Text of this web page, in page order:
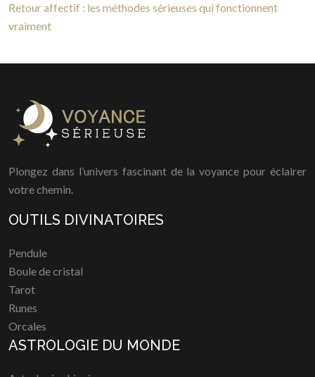
Retour affectif : les méthodes sérieuses qui fonctionnent
vraiment
Plongez dans l’univers fascinant de la voyance pour éclairer
votre chemin.
OUTILS DIVINATOIRES
Pendule
Boule de cristal
Tarot
Runes
Orcales
ASTROLOGIE DU MONDE